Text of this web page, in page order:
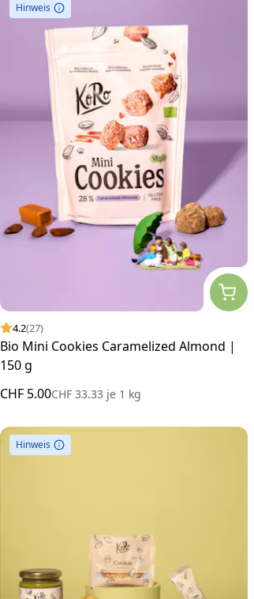
Hinweis
4.2(27)
Bio Mini Cookies Caramelized Almond |
150 g
CHF 5.00CHF 33.33 je 1 kg
Hinweis